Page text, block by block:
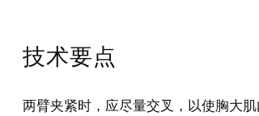
技术要点
两臂夹紧时，应尽量交叉，以使胸大肌